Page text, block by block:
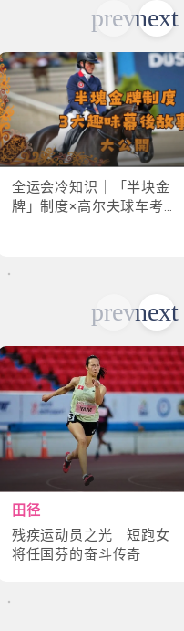
全运会冷知识｜「半块金
牌」制度×高尔夫球车考牌
田径
残疾运动员之光 短跑女
将任国芬的奋斗传奇